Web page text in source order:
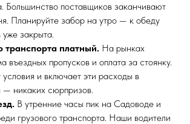
Большинство поставщиков заканчивают
Планируйте забор на утро — к обеду
уже закрыта.
транспорта платный. На рынках
въездных пропусков и оплата за стоянку.
и включает эти расходы в
— никаких сюрпризов.
В утренние часы пик на Садоводе и
грузового транспорта. Наши водители